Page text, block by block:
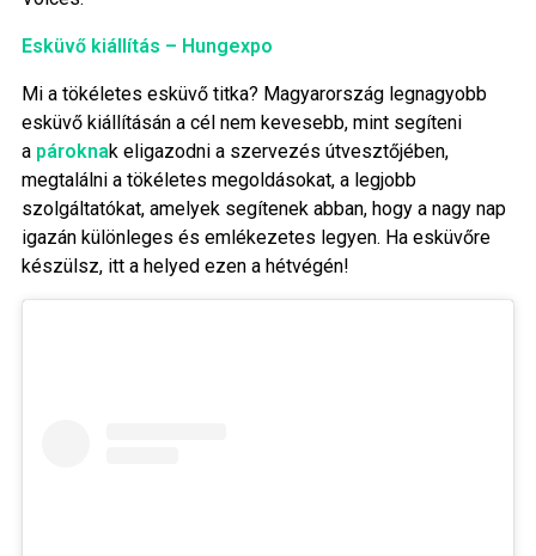
Esküvő kiállítás – Hungexpo
Mi a tökéletes esküvő titka? Magyarország legnagyobb
esküvő kiállításán a cél nem kevesebb, mint segíteni
a pároknak eligazodni a szervezés útvesztőjében,
megtalálni a tökéletes megoldásokat, a legjobb
szolgáltatókat, amelyek segítenek abban, hogy a nagy nap
igazán különleges és emlékezetes legyen. Ha esküvőre
készülsz, itt a helyed ezen a hétvégén!